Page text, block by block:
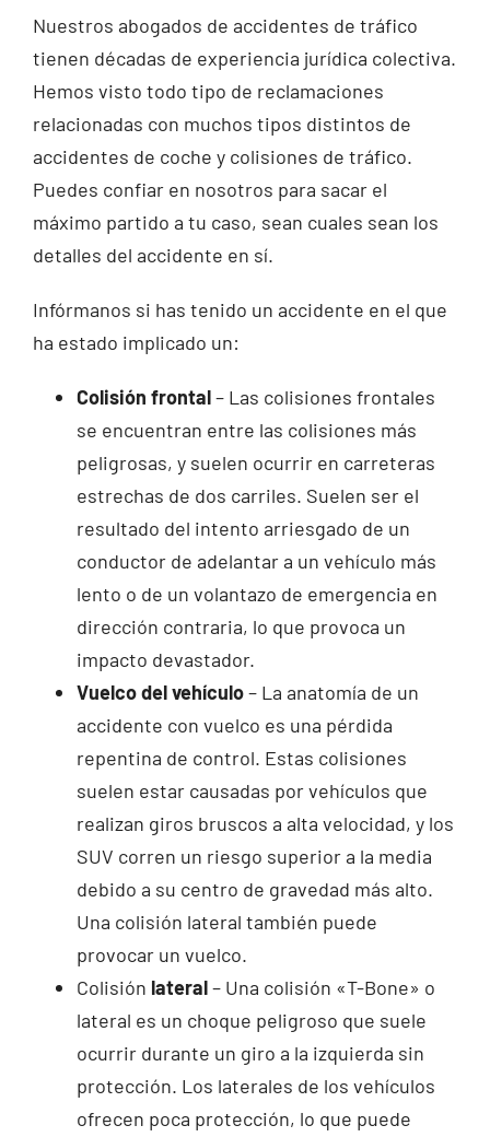
Nuestros abogados de accidentes de tráfico
tienen décadas de experiencia jurídica colectiva.
Hemos visto todo tipo de reclamaciones
relacionadas con muchos tipos distintos de
accidentes de coche y colisiones de tráfico.
Puedes confiar en nosotros para sacar el
máximo partido a tu caso, sean cuales sean los
detalles del accidente en sí.
Infórmanos si has tenido un accidente en el que
ha estado implicado un:
Colisión frontal– Las colisiones frontales
se encuentran entre las colisiones más
peligrosas, y suelen ocurrir en carreteras
estrechas de dos carriles. Suelen ser el
resultado del intento arriesgado de un
conductor de adelantar a un vehículo más
lento o de un volantazo de emergencia en
dirección contraria, lo que provoca un
impacto devastador.
Vuelco del vehículo– La anatomía de un
accidente con vuelco es una pérdida
repentina de control. Estas colisiones
suelen estar causadas por vehículos que
realizan giros bruscos a alta velocidad, y los
SUV corren un riesgo superior a la media
debido a su centro de gravedad más alto.
Una colisión lateral también puede
provocar un vuelco.
Colisión lateral– Una colisión «T-Bone» o
lateral es un choque peligroso que suele
ocurrir durante un giro a la izquierda sin
protección. Los laterales de los vehículos
ofrecen poca protección, lo que puede